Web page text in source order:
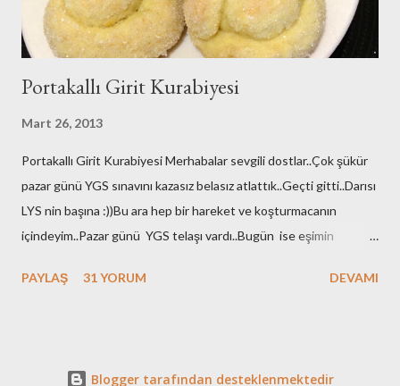
Portakallı Girit Kurabiyesi
Mart 26, 2013
Portakallı Girit Kurabiyesi Merhabalar sevgili dostlar..Çok şükür
pazar günü YGS sınavını kazasız belasız atlattık..Geçti gitti..Darısı
LYS nin başına :))Bu ara hep bir hareket ve koşturmacanın
içindeyim..Pazar günü YGS telaşı vardı..Bugün ise eşimin
yaptırdık..Perşembe günü de safra kesesi ameliyatı
PAYLAŞ 31 YORUM DEVAMI
Blogger tarafından desteklenmektedir